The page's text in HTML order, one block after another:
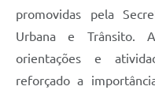
promovidas pela
Urbana e Trânsito.
orientações e
reforçado a